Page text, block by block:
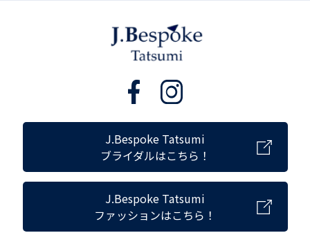
J.Bespoke Tatsumi
ブライダルはこちら！
J.Bespoke Tatsumi
ファッションはこちら！